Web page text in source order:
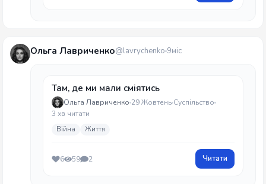
Ольга Лавриченко@lavrychenko 9міс
Там, де ми мали сміятись
Ольга Лавриченко 29 Жовтень Суспільство
3 хв читати
Війна Життя
6 59 2 Читати